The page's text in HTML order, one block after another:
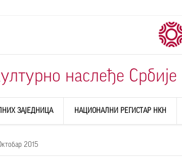
наслеђе Србије
ЗАЈЕДНИЦА НАЦИОНАЛНИ РЕГИСТАР НКН
2015